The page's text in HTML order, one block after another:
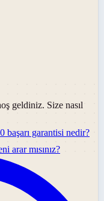
geldiniz. Size nasıl
başarı garantisi nedir?
arar mısınız?